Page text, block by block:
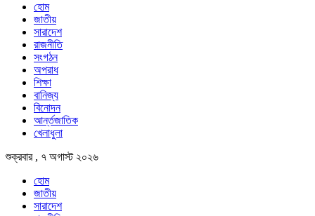
হোম
জাতীয়
সারাদেশ
রাজনীতি
সংগঠন
অপরাধ
শিক্ষা
বানিজ্য
বিনোদন
আর্ন্তজাতিক
খেলাধুলা
শুক্রবার , ৭ অগাস্ট ২০২৬
হোম
জাতীয়
সারাদেশ